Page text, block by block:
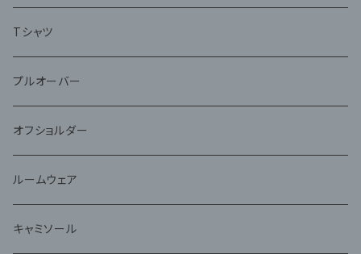
Tシャツ
プルオーバー
オフショルダー
ルームウェア
キャミソール